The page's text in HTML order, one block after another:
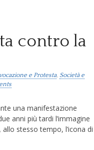
contro la
e Protesta, Società e
una manifestazione
anni più tardi l’immagine
stesso tempo, l’icona di